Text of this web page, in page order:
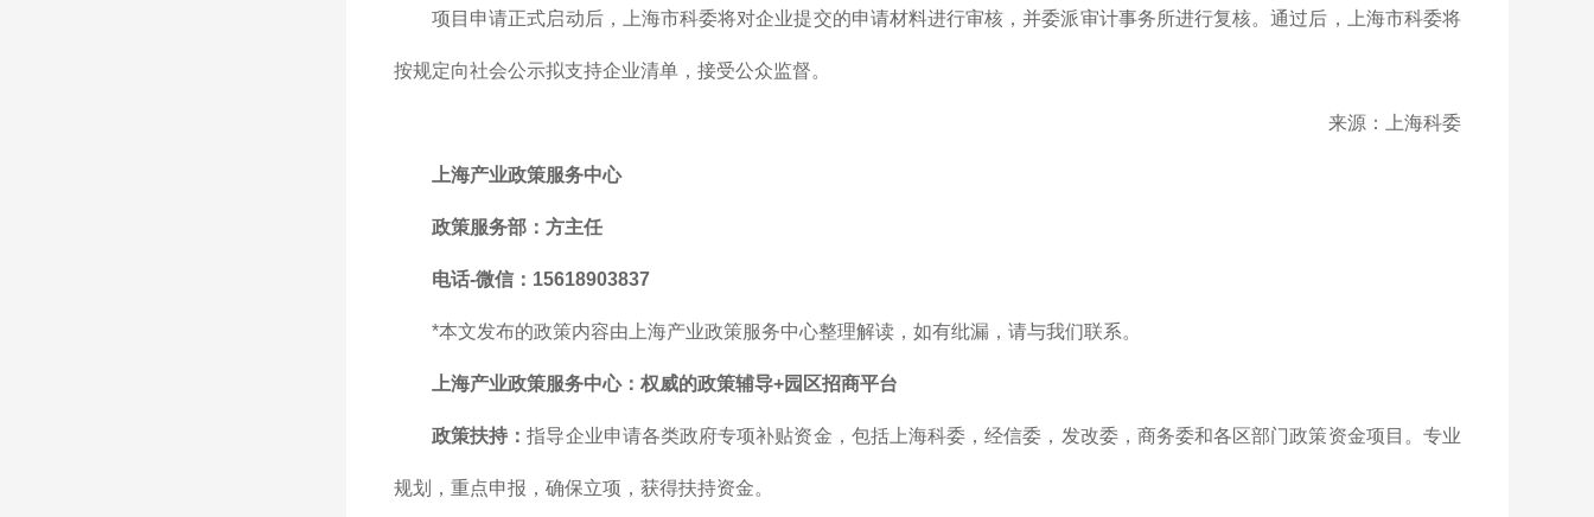
项目申请正式启动后，上海市科委将对企业提交的申请材料进行审核，并委派审计事务所进行复核。通过后，上海市科委将
按规定向社会公示拟支持企业清单，接受公众监督。
来源：上海科委
上海产业政策服务中心
政策服务部 ：方主任
电话-微信：15618903837
*本文发布的政策内容由上海产业政策服务中心整理解读，如有纰漏，请与我们联系。
上海产业政策服务中心： 权威的政策辅导+园区招商平台
政策扶持：指导企业申请各类政府专项补贴资金，包括上海科委，经信委，发改委，商务委和各区部门政策资金项目。专业
规划，重点申报，确保立项，获得扶持资金。